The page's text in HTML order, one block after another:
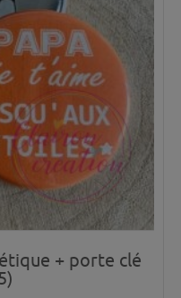
+ porte clé